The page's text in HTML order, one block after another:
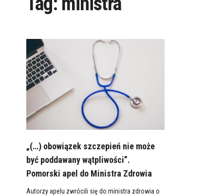
„(…) obowiązek szczepień nie może
być poddawany wątpliwości”.
Pomorski apel do Ministra Zdrowia
Autorzy apelu zwrócili się do ministra zdrowia o